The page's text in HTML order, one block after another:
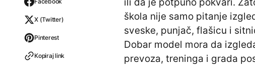
X (Twitter)
Pinterest
Kopiraj link
škola nije samo pitanje
sveske, punjač, flašicu i
Dobar model mora da
prevoza, treninga i grada